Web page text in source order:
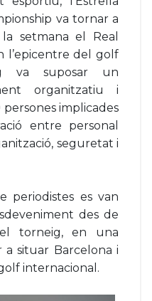
va tornar a
setmana el Real
l’epicentre del golf
va suposar un
organitzatiu i
implicades
entre personal
seguretat i
periodistes es van
des de
torneig, en una
situar Barcelona i
internacional.